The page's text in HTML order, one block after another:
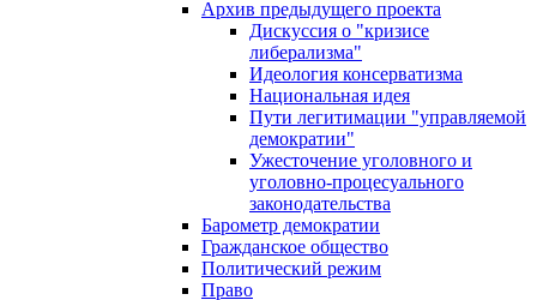
Архив предыдущего проекта
Дискуссия о "кризисе
либерализма"
Идеология консерватизма
Национальная идея
Пути легитимации "управляемой
демократии"
Ужесточение уголовного и
уголовно-процесуального
законодательства
Барометр демократии
Гражданское общество
Политический режим
Право